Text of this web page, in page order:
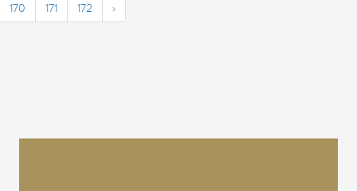
170
171 172 ›